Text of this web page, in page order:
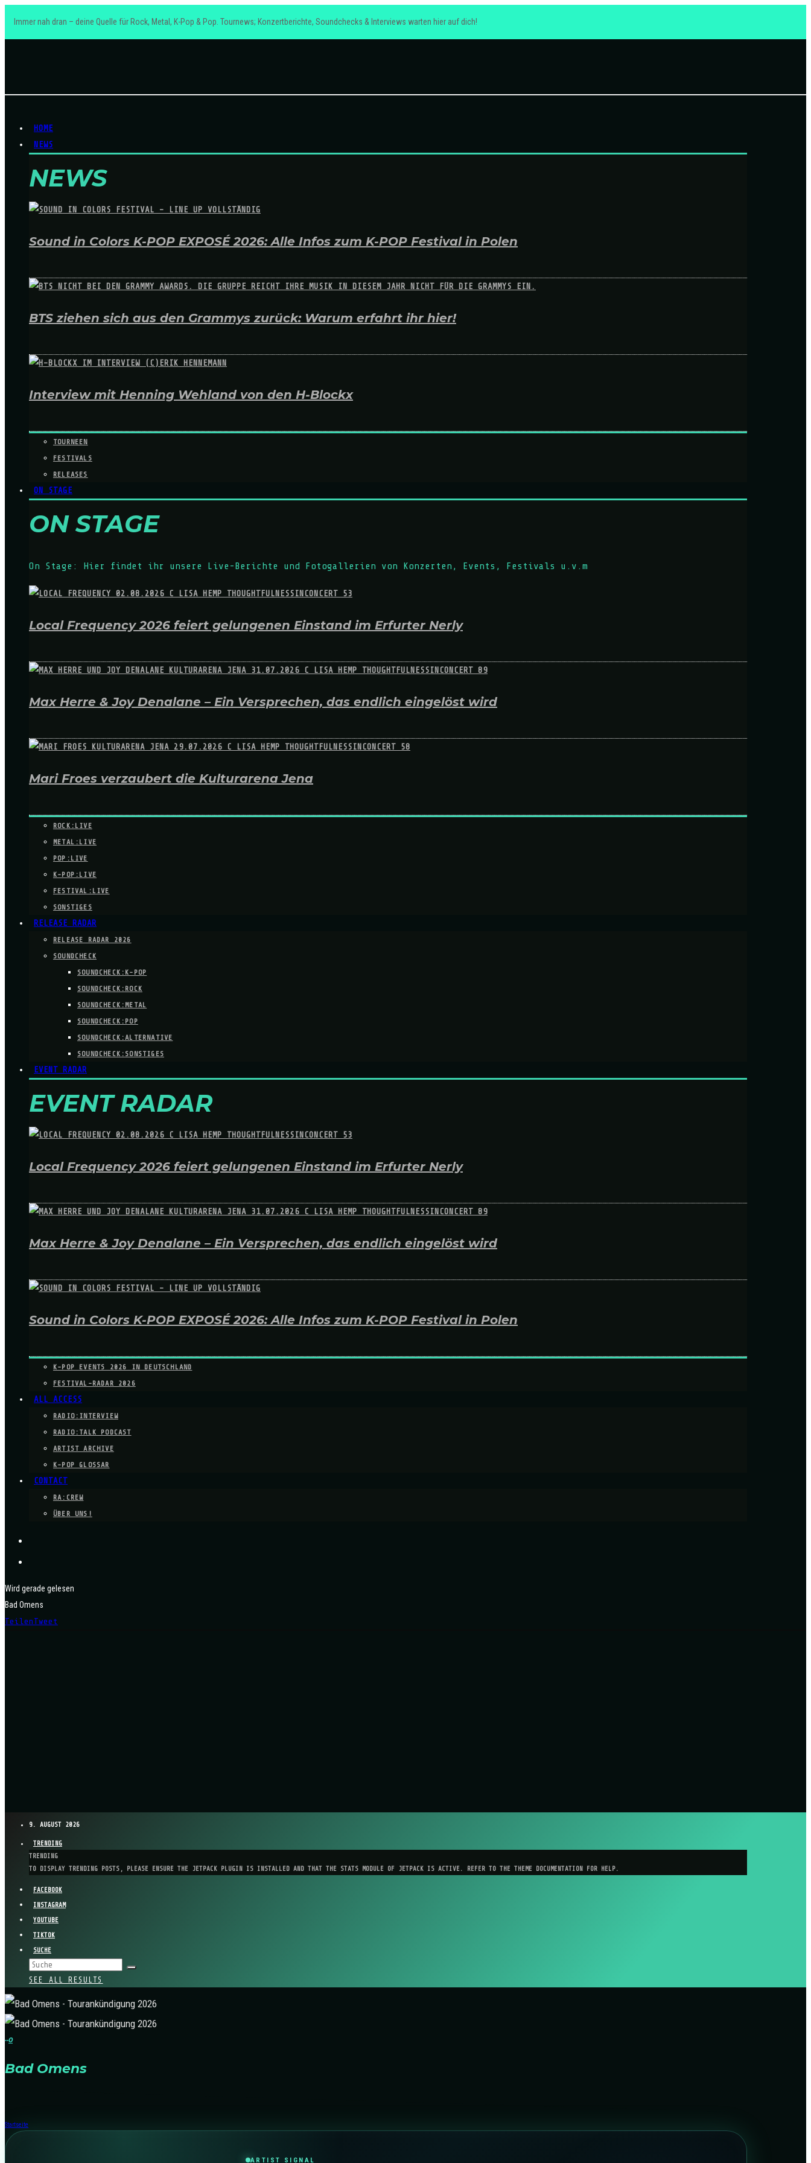
Immer nah dran – deine Quelle für Rock, Metal, K-Pop & Pop. Tournews; Konzertberichte, Soundchecks & Interviews warten hier auf dich!
HOME
NEWS
NEWS
Sound in Colors K-POP EXPOSÉ 2026: Alle Infos zum K-POP Festival in Polen
BTS ziehen sich aus den Grammys zurück: Warum erfahrt ihr hier!
Interview mit Henning Wehland von den H-Blockx
TOURNEEN
FESTIVALS
RELEASES
ON STAGE
ON STAGE
On Stage: Hier findet ihr unsere Live-Berichte und Fotogallerien von Konzerten, Events, Festivals u.v.m
Local Frequency 2026 feiert gelungenen Einstand im Erfurter Nerly
Max Herre & Joy Denalane – Ein Versprechen, das endlich eingelöst wird
Mari Froes verzaubert die Kulturarena Jena
ROCK:LIVE
METAL:LIVE
POP:LIVE
K-POP:LIVE
FESTIVAL:LIVE
SONSTIGES
RELEASE RADAR
RELEASE RADAR 2026
SOUNDCHECK
SOUNDCHECK:K-POP
SOUNDCHECK:ROCK
SOUNDCHECK:METAL
SOUNDCHECK:POP
SOUNDCHECK:ALTERNATIVE
SOUNDCHECK:SONSTIGES
EVENT RADAR
EVENT RADAR
Local Frequency 2026 feiert gelungenen Einstand im Erfurter Nerly
Max Herre & Joy Denalane – Ein Versprechen, das endlich eingelöst wird
Sound in Colors K-POP EXPOSÉ 2026: Alle Infos zum K-POP Festival in Polen
K-POP EVENTS 2026 IN DEUTSCHLAND
FESTIVAL-RADAR 2026
ALL ACCESS
RADIO:INTERVIEW
RADIO:TALK PODCAST
ARTIST ARCHIVE
K-POP GLOSSAR
CONTACT
RA:CREW
ÜBER UNS!
Wird gerade gelesen
Bad Omens
Teilen Tweet
9. AUGUST 2026
TRENDING
TRENDING
TO DISPLAY TRENDING POSTS, PLEASE ENSURE THE JETPACK PLUGIN IS INSTALLED AND THAT THE STATS MODULE OF JETPACK IS ACTIVE. REFER TO THE THEME DOCUMENTATION FOR HELP.
FACEBOOK
INSTAGRAM
YOUTUBE
TIKTOK
SUCHE
SEE ALL RESULTS
··0
Bad Omens
Startseite
ARTIST SIGNAL